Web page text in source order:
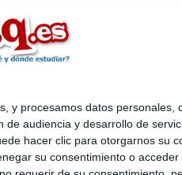
y procesamos datos
audiencia y desarrollo de
hacer clic para otorgarnos su
su consentimiento o
|Anúnciate
generales
47 - 28006 Madrid [ESPAÑA] -